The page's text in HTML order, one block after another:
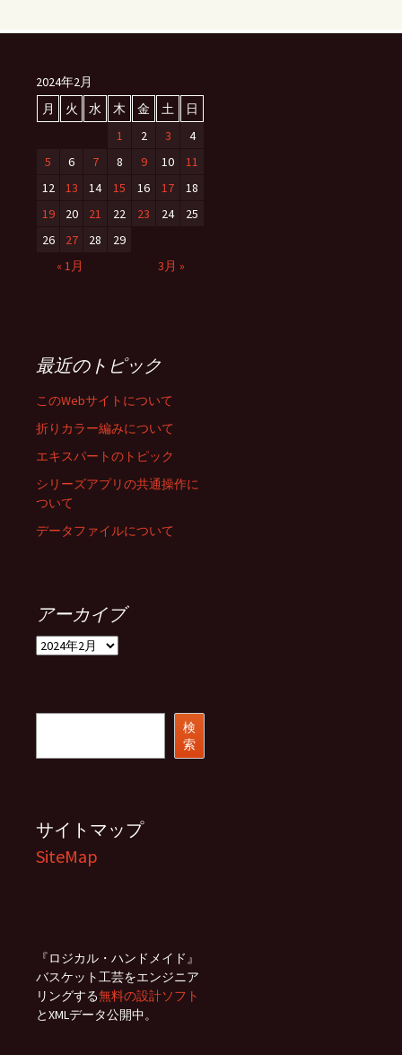
2024年2月
月
火 水 木 金 土
日
1
2 3
4
5
6 7 8 9 10
11
12
13 14 15 16 17
18
19
20 21 22 23 24
25
26
27 28
29
« 1月
3月 »
最近のトピック
このWebサイトについて
折りカラー編みについて
エキスパートのトピック
シリーズアプリの共通操作に
ついて
データファイルについて
アーカイブ
ア
ブ
検
索
サイトマップ
SiteMap
『ロジカル・ハンドメイド』
バスケット工芸をエンジニア
リングする無料の設計ソフト
とXMLデータ公開中。